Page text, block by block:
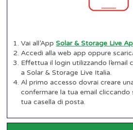
Vai all’AppSolar & Storage Live
Accedi alla web app oppure
Effettua il login utilizzando l’email
a Solar & Storage Live Italia.
Al primo accesso dovrai creare
confermare la tua email cliccando
tua casella di posta.